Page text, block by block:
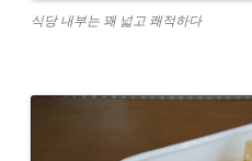
식당 내부는 꽤 넓고 쾌적하다